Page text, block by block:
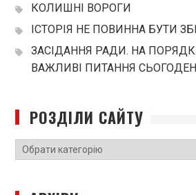
КОЛИШНІ ВОРОГИ
ІСТОРІЯ НЕ ПОВИННА БУТИ
ЗАСІДАННЯ РАДИ. НА
ВАЖЛИВІ ПИТАННЯ
РОЗДІЛИ САЙТУ
РОЗДІЛИ
САЙТУ